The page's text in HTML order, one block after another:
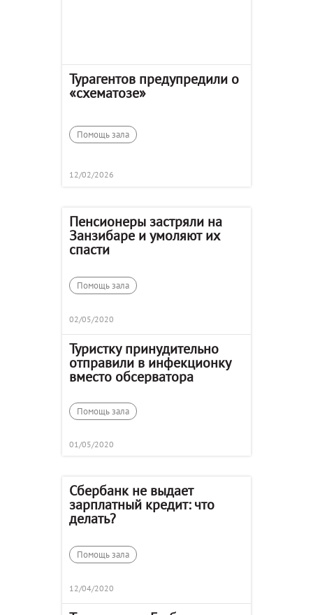
Турагентов предупредили о
«схематозе»
Помощь зала
12/02/2026
Пенсионеры застряли на
Занзибаре и умоляют их
спасти
Помощь зала
02/05/2020
Туристку принудительно
отправили в инфекционку
вместо обсерватора
Помощь зала
01/05/2020
Сбербанк не выдает
зарплатный кредит: что
делать?
Помощь зала
12/04/2020